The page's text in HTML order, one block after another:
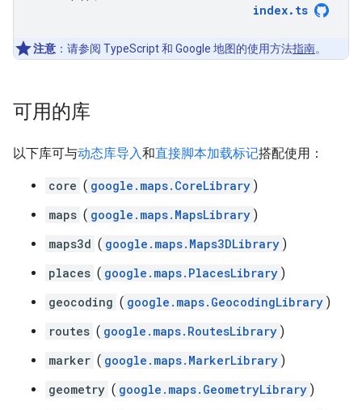
index. ts
注意 ：请参阅 TypeScript 和 Google 地图的使用方法指南。
可用的库
以下库可与动态库导入和直接脚本加载标记搭配使用：
core ( google.maps.CoreLibrary )
maps ( google.maps.MapsLibrary )
maps3d ( google.maps.Maps3DLibrary )
places ( google.maps.PlacesLibrary )
geocoding ( google.maps.GeocodingLibrary )
routes ( google.maps.RoutesLibrary )
marker ( google.maps.MarkerLibrary )
geometry ( google.maps.GeometryLibrary )